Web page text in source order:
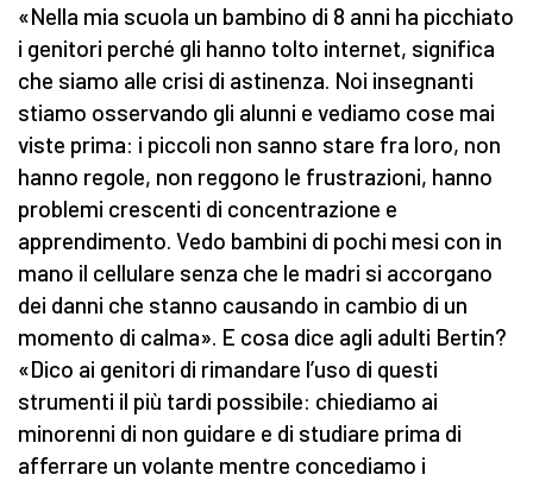
«Nella mia scuola un bambino di 8 anni ha picchiato
i genitori perché gli hanno tolto internet, significa
che siamo alle crisi di astinenza. Noi insegnanti
stiamo osservando gli alunni e vediamo cose mai
viste prima: i piccoli non sanno stare fra loro, non
hanno regole, non reggono le frustrazioni, hanno
problemi crescenti di concentrazione e
apprendimento. Vedo bambini di pochi mesi con in
mano il cellulare senza che le madri si accorgano
dei danni che stanno causando in cambio di un
momento di calma». E cosa dice agli adulti Bertin?
«Dico ai genitori di rimandare l’uso di questi
strumenti il più tardi possibile: chiediamo ai
minorenni di non guidare e di studiare prima di
afferrare un volante mentre concediamo i